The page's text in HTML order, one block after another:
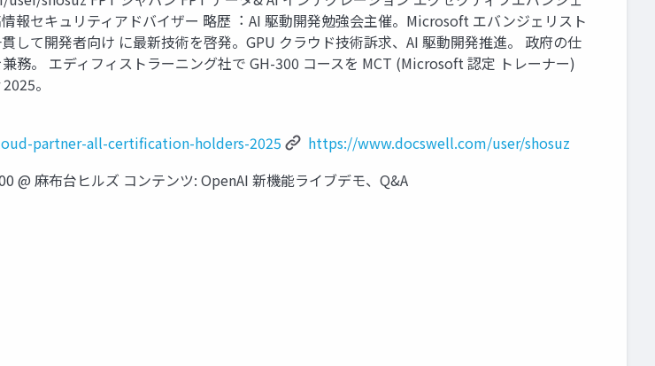
報セキュリティアドバイザー 略歴︓ AI 駆動開発勉強会主催。Microsoft エバンジェリスト
て開発者向け に最新技術を啓発。GPU クラウド技術訴求、AI 駆動開発推進。 政府の仕
務。 エディフィストラーニング社で GH-300 コースを MCT (Microsoft 認定 トレーナー)
。
partner-all-certification-holders-2025
https://www.docswell.com/user/shosuz
@ ⿇布台ヒルズ コンテンツ: OpenAI 新機能ライブデモ、Q&A